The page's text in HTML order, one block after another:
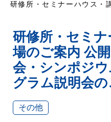
研修所・セミナーハウス・
研修所・セミ
場のご案内 公
会・シンポジ
グラム説明会の
その他